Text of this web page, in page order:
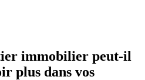
immobilier peut-il
plus dans vos